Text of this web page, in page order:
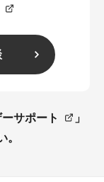
サポート
」
。